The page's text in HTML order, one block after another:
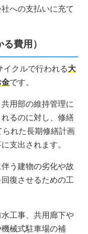
への支払いに充て
費用）
クルで行われる大
金です。
用部の維持管理に
るのに対し、修繕
れた長期修繕計画
支出されます。
う建物の劣化や故
復させるための工
工事、共用廊下や
械式駐車場の補